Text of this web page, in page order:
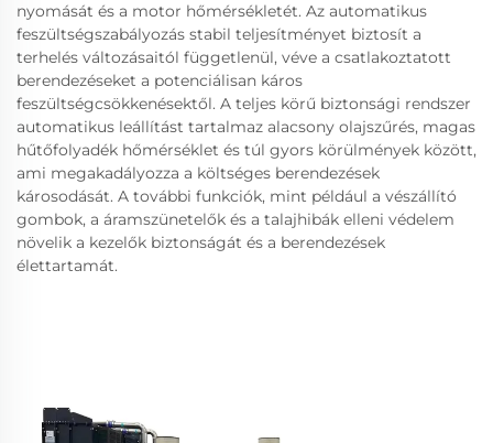
nyomását és a motor hőmérsékletét. Az automatikus
feszültségszabályozás stabil teljesítményet biztosít a
terhelés változásaitól függetlenül, véve a csatlakoztatott
berendezéseket a potenciálisan káros
feszültségcsökkenésektől. A teljes körű biztonsági rendszer
automatikus leállítást tartalmaz alacsony olajszűrés, magas
hűtőfolyadék hőmérséklet és túl gyors körülmények között,
ami megakadályozza a költséges berendezések
károsodását. A további funkciók, mint például a vészállító
gombok, a áramszünetelők és a talajhibák elleni védelem
növelik a kezelők biztonságát és a berendezések
élettartamát.